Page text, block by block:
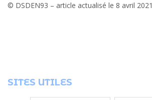
© DSDEN93 – article actualisé le 8 avril 2021
SITES UTILES